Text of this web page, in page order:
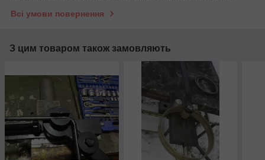
Всі умови повернення
З цим товаром також замовляють